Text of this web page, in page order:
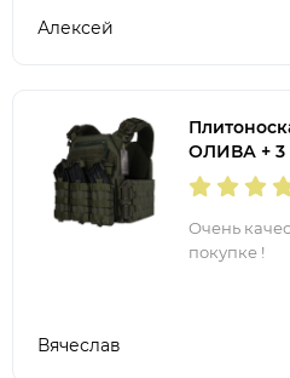
Алексей
ОЛИВА + 3
Очень
покупке !
Вячеслав